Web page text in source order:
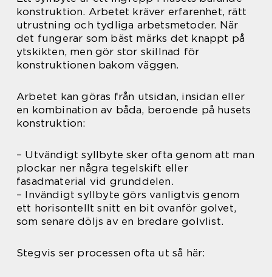
konstruktion. Arbetet kräver erfarenhet, rätt
utrustning och tydliga arbetsmetoder. När
det fungerar som bäst märks det knappt på
ytskikten, men gör stor skillnad för
konstruktionen bakom väggen.
Arbetet kan göras från utsidan, insidan eller
en kombination av båda, beroende på husets
konstruktion:
– Utvändigt syllbyte sker ofta genom att man
plockar ner några tegelskift eller
fasadmaterial vid grunddelen.
– Invändigt syllbyte görs vanligtvis genom
ett horisontellt snitt en bit ovanför golvet,
som senare döljs av en bredare golvlist.
Stegvis ser processen ofta ut så här: